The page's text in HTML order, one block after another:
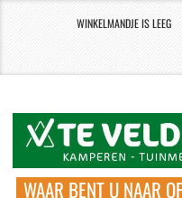
WINKELMANDJE IS LEEG